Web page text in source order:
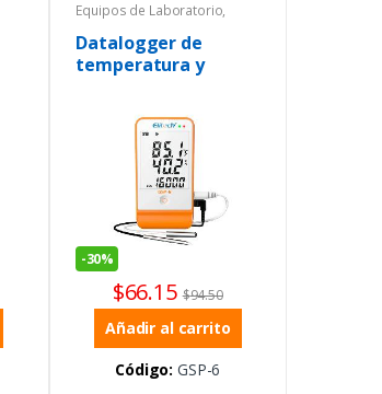
Equipos de Laboratorio,
Temperatura
Termohigrómetros
Datalogger de
temperatura y
-30%
$66.15 $94.50
Añadir al carrito
Código: GSP-6